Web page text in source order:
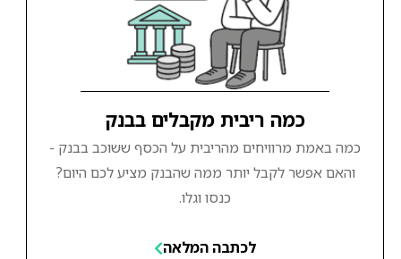
כמה ריבית מקבלים בבנק
כמה באמת מרוויחים מהריבית על הכסף ששוכב בבנק -
והאם אפשר לקבל יותר ממה שהבנק מציע לכם היום?
כנסו וגלו.
לכתבה המלאה